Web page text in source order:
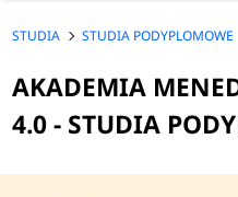
STUDIA STUDIA PODYPLOMOWE
AKADEMIA
4.0 - STUDIA